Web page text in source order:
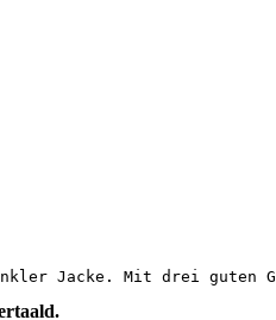
Jacke. Mit drei